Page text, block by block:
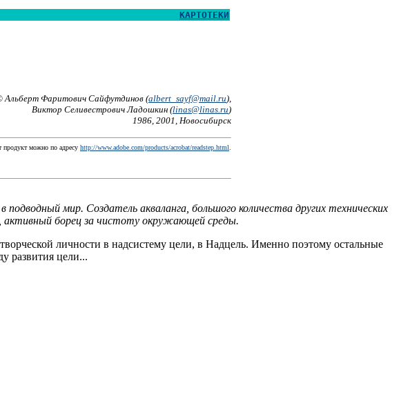
КАРТОТЕКИ
Альберт Фаритович Сайфутдинов (albert_sayf@mail.ru),
Виктор Селивестрович Ладошкин (linas@linas.ru)
1986, 2001, Новосибирск
продукт можно по адресу http://www.adobe.com/products/acrobat/readstep.html
мир. Создатель акваланга, большого количества других технических
активный борец за чистоту окружающей среды.
личности в надсистему цели, в Надцель. Именно поэтому остальные
развития цели...